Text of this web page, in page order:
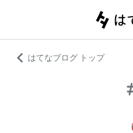
はてなブログ トップ